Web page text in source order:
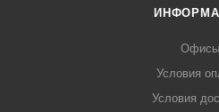
Офисы
Условия
Условия